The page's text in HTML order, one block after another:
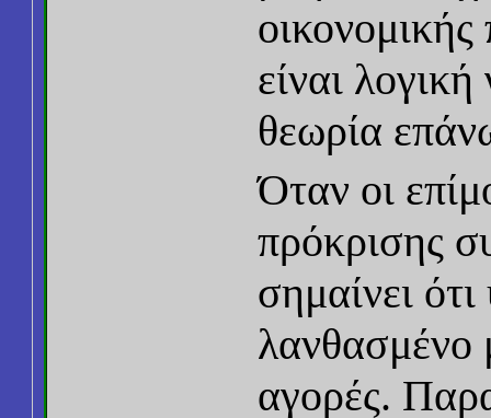
είναι
θεωρία
Όταν οι
πρόκρισης
σημαίνει
λανθασμένο
αγορές.